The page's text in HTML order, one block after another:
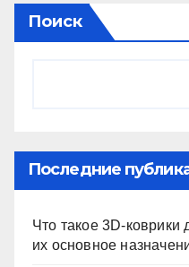
Поиск
Последние
Что такое 3D-коврики
их основное